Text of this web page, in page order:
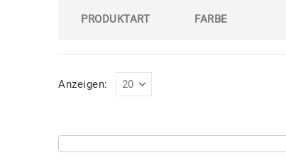
PRODUKTART FARBE
Anzeigen: